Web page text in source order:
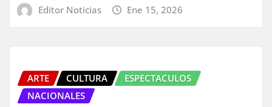
Editor Noticias Ene 15, 2026
ARTE CULTURA
ESPECTACULOS
NACIONALES